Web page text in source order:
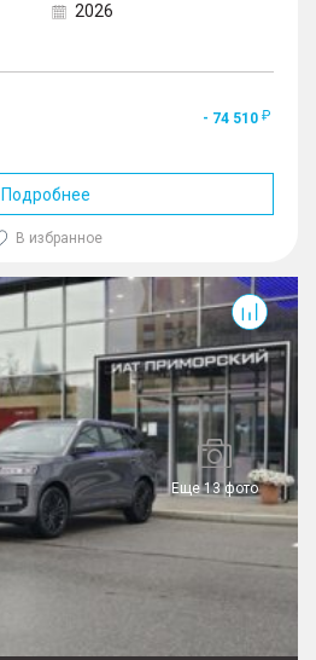
2026
- 74 510
Подробнее
В избранное
Еще 13 фото